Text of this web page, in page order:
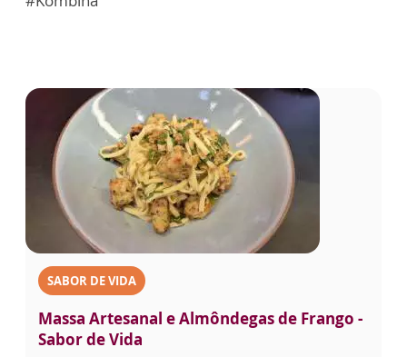
SABOR DE VIDA
Massa Artesanal e Almôndegas de Frango -
Sabor de Vida